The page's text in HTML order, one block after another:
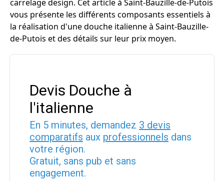
carrelage design. Cet article à Saint-Bauzille-de-Putois
vous présente les différents composants essentiels à
la réalisation d'une douche italienne à Saint-Bauzille-
de-Putois et des détails sur leur prix moyen.
Devis Douche à
l'italienne
En 5 minutes, demandez 3 devis
comparatifs aux professionnels dans
votre région.
Gratuit, sans pub et sans
engagement.